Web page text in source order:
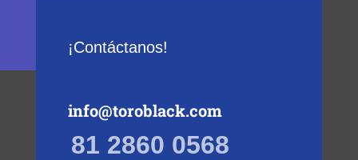
¡Contáctanos!
info@toroblack.com
81 2860 0568